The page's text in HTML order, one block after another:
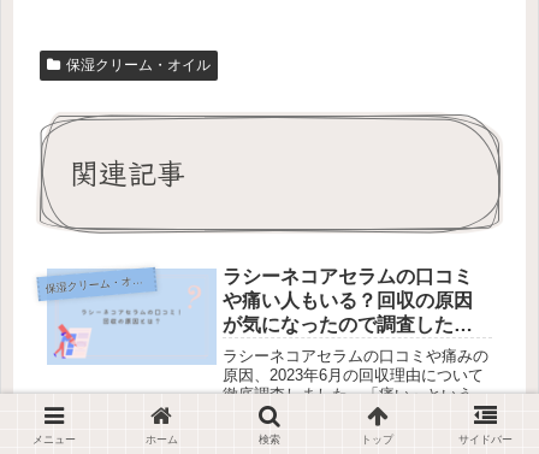
保湿クリーム・オイル
関連記事
保
湿クリーム・オイル
ラシーネコアセラムの口コミ
や痛い人もいる？回収の原因
が気になったので調査した
ら…
ラシーネコアセラムの口コミや痛みの
原因、2023年6月の回収理由について
徹底調査しました。「痛い」という声
の真相や回収が製品の安全性とは無関
係だった事実、実際の利用者の口コミ
メニュー ホーム 検索 トップ サイドバー